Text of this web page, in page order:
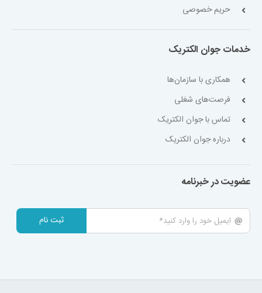
حریم خصوصی
خدمات جوان الکتریک
همکاری با سازمان‌ها
فرصت‌های شغلی
تماس با جوان الکتریک
درباره جوان الکتریک
عضویت در خبرنامه
ثبت نام